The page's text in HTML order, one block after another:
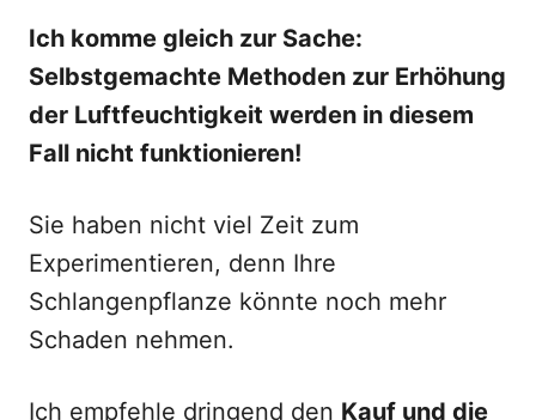
Ich komme gleich zur Sache:
Selbstgemachte Methoden zur Erhöhung
der Luftfeuchtigkeit werden in diesem
Fall nicht funktionieren!
Sie haben nicht viel Zeit zum
Experimentieren, denn Ihre
Schlangenpflanze könnte noch mehr
Schaden nehmen.
Ich empfehle dringend den Kauf und die